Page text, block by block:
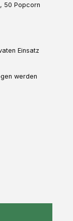
50 Popcorn
Einsatz
werden